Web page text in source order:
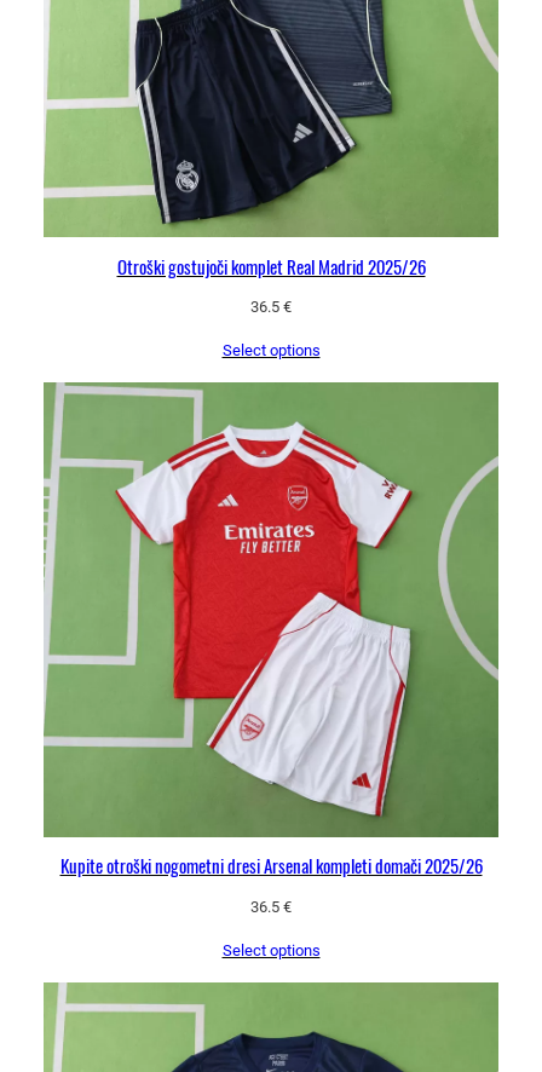
c
a
+
h
l
a
n
a
Otroški gostujoči komplet Real Madrid 2025/26
36.5 €
Select options
Kupite otroški nogometni dresi Arsenal kompleti domači 2025/26
36.5 €
Select options